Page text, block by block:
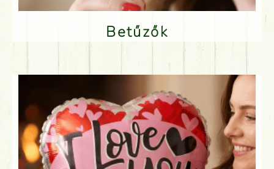
Betűzők